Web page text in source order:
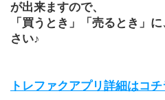
が出来ますので、
「買うとき」「売るとき」
さい♪
トレファクアプリ詳細はコ